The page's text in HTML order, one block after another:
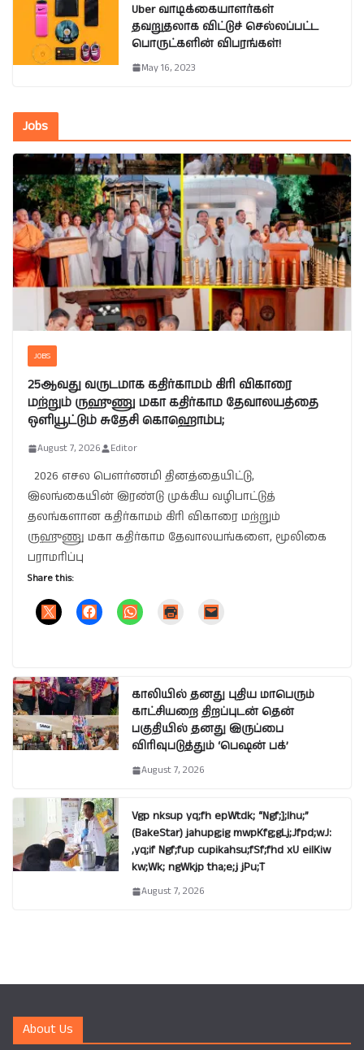
Uber வாடிக்கையாளர்கள்
தவறுதலாக விட்டுச் செல்லப்பட்ட
பொருட்களின் விபரங்கள்!
May 16, 2023
Jobs
JOBS
25ஆவது வருடமாக கதிர்காமம் கிரி விகாரை
மற்றும் ருஹுணு மகா கதிர்காம தேவாலயத்தை
ஒளியூட்டும் சுதேசி கொஹொம்ப;
August 7, 2026 Editor
2026 எசல பௌர்ணமி தினத்தையிட்டு,
இலங்கையின் இரண்டு முக்கிய வழிபாட்டுத்
தலங்களான கதிர்காமம் கிரி விகாரை மற்றும்
ருஹுணு மகா கதிர்காம தேவாலயங்களை, மூலிகை
பராமரிப்பு
Share this:
காலியில் தனது புதிய மாபெரும்
காட்சியறை திறப்புடன் தென்
பகுதியில் தனது இருப்பை
விரிவுபடுத்தும் ‘பெஷன் பக்’
August 7, 2026
Vgp nksup yq;fh epWtdk; “Ngf;];lhu;”
(BakeStar) jahupg;ig mwpKfg;gLj;Jfpd;wJ:
,yq;if Ngf;fup cupikahsu;fSf;fhd xU eilKiw
kw;Wk; ngWkjp tha;e;j jPu;T
August 7, 2026
About Us